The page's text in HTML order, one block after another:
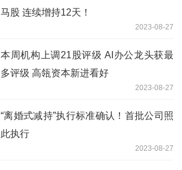
马股 连续增持12天！
2023-08-27
本周机构上调21股评级 AI办公龙头获最
多评级 高瓴资本新进看好
2023-08-27
“离婚式减持”执行标准确认！首批公司照
此执行
2023-08-27